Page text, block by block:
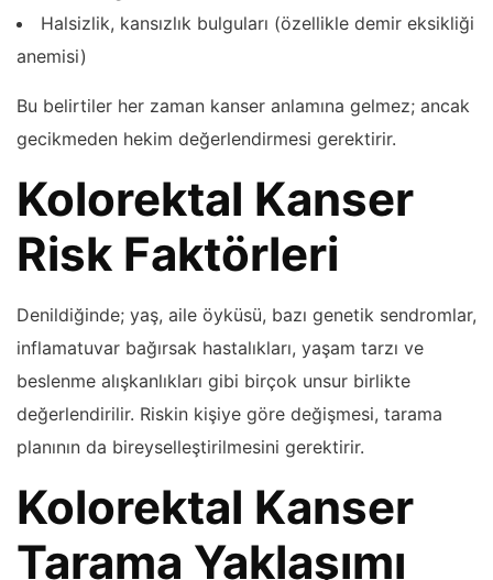
Halsizlik, kansızlık bulguları (özellikle demir eksikliği
anemisi)
Bu belirtiler her zaman kanser anlamına gelmez; ancak
gecikmeden hekim değerlendirmesi gerektirir.
Kolorektal Kanser
Risk Faktörleri
Denildiğinde; yaş, aile öyküsü, bazı genetik sendromlar,
inflamatuvar bağırsak hastalıkları, yaşam tarzı ve
beslenme alışkanlıkları gibi birçok unsur birlikte
değerlendirilir. Riskin kişiye göre değişmesi, tarama
planının da bireyselleştirilmesini gerektirir.
Kolorektal Kanser
Tarama Yaklaşımı